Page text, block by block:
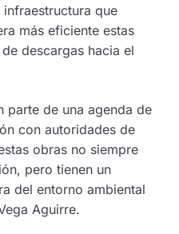
que
más eficiente estas
descargas hacia el
parte de una agenda de
con autoridades de
obras no siempre
pero tienen un
del entorno ambiental
Aguirre.